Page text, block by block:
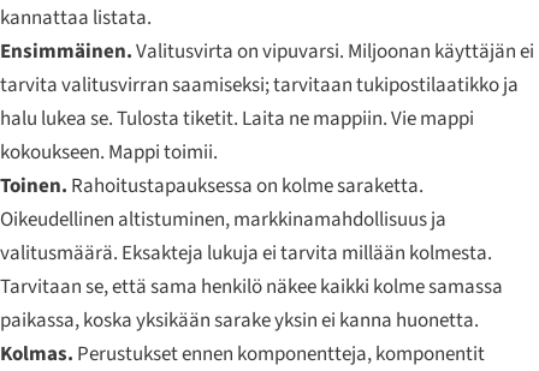
kannattaa listata.
Ensimmäinen.Valitusvirta on vipuvarsi. Miljoonan käyttäjän ei
tarvita valitusvirran saamiseksi; tarvitaan tukipostilaatikko ja
halu lukea se. Tulosta tiketit. Laita ne mappiin. Vie mappi
kokoukseen. Mappi toimii.
Toinen. Rahoitustapauksessa on kolme saraketta.
Oikeudellinen altistuminen, markkinamahdollisuus ja
valitusmäärä. Eksakteja lukuja ei tarvita millään kolmesta.
Tarvitaan se, että sama henkilö näkee kaikki kolme samassa
paikassa, koska yksikään sarake yksin ei kanna huonetta.
Kolmas. Perustukset ennen komponentteja, komponentit